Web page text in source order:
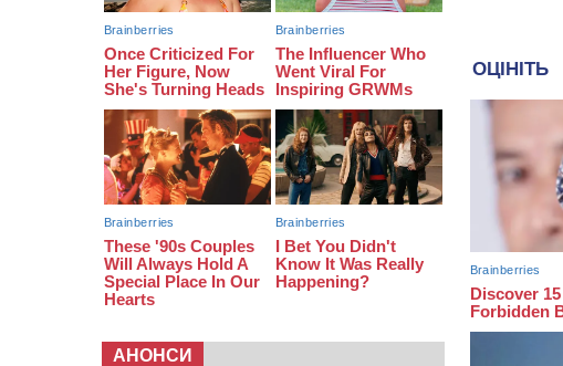
директора Мокрокалигірського
психоневрологічного інтернату
07:23 Уманські міграційники видворили з
країни грузина, який відсидів
термін у колонії
АНОНСИ